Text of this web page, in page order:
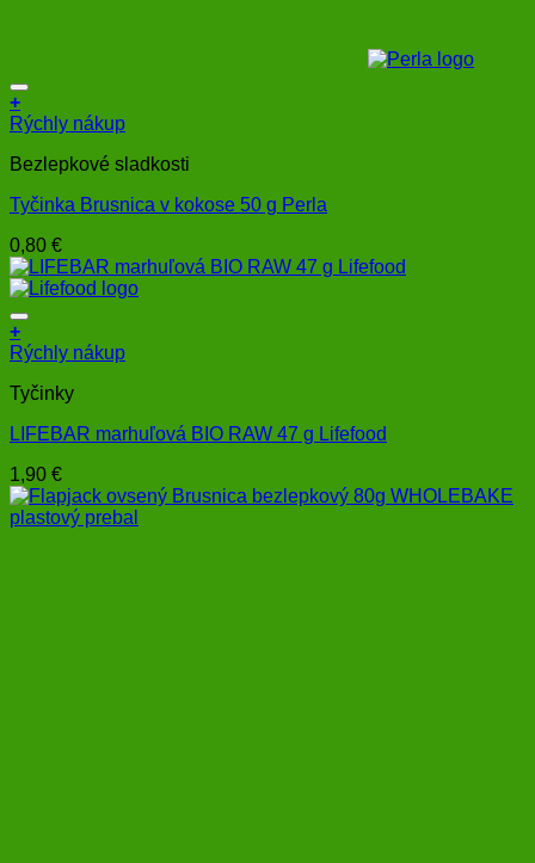
+
Rýchly nákup
Bezlepkové sladkosti
Tyčinka Brusnica v kokose 50 g Perla
0,80 €
+
Rýchly nákup
Tyčinky
LIFEBAR marhuľová BIO RAW 47 g Lifefood
1,90 €